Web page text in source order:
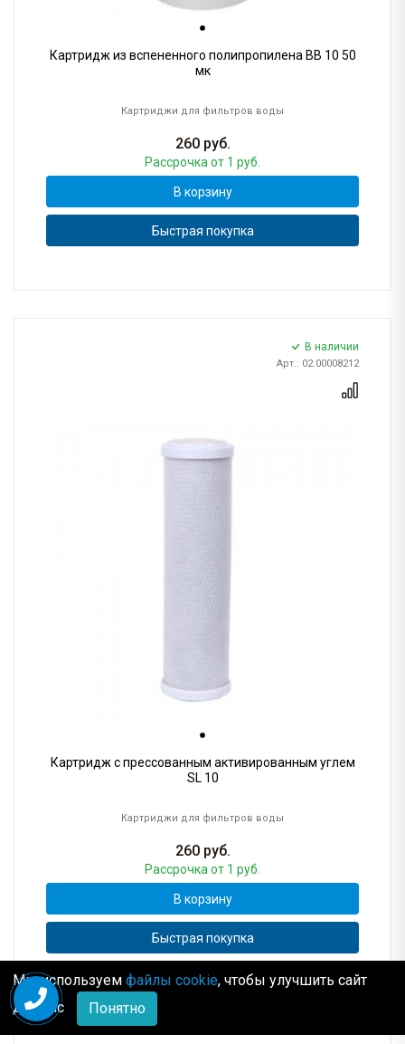
Картридж из вспененного полипропилена BB 10 50
мк
Картриджи для фильтров воды
260руб.
Рассрочка от 1 руб.
В корзину
Быстрая покупка
В наличии
Арт.: 02.00008212
Картридж с прессованным активированным углем
SL 10
Картриджи для фильтров воды
260руб.
Рассрочка от 1 руб.
В корзину
Быстрая покупка
Мы используем файлы cookie, чтобы улучшить сайт
для Вас
Понятно